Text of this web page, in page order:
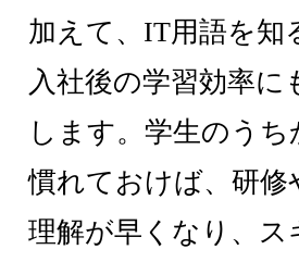
加えて、IT用語を知
入社後の学習効率に
します。学生のうち
慣れておけば、研修
理解が早くなり、ス